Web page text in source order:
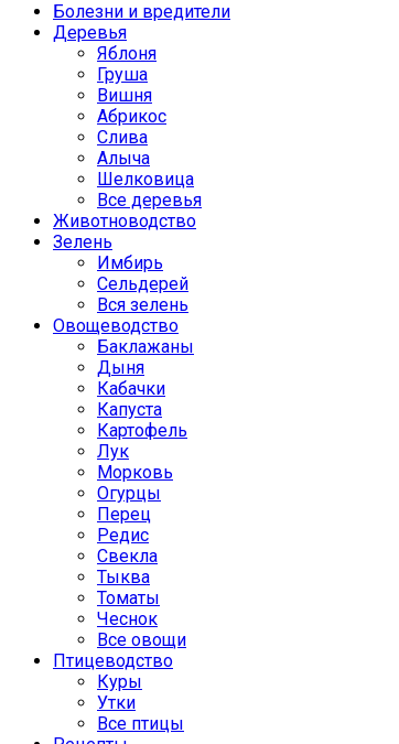
Болезни и вредители
Деревья
Яблоня
Груша
Вишня
Абрикос
Слива
Алыча
Шелковица
Все деревья
Животноводство
Зелень
Имбирь
Сельдерей
Вся зелень
Овощеводство
Баклажаны
Дыня
Кабачки
Капуста
Картофель
Лук
Морковь
Огурцы
Перец
Редис
Свекла
Тыква
Томаты
Чеснок
Все овощи
Птицеводство
Куры
Утки
Все птицы